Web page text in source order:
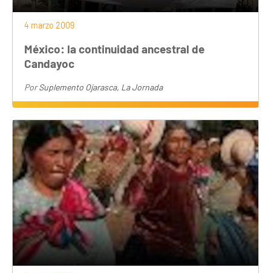
4 marzo 2009
México: la continuidad ancestral de
Candayoc
PorSuplemento Ojarasca, La Jornada